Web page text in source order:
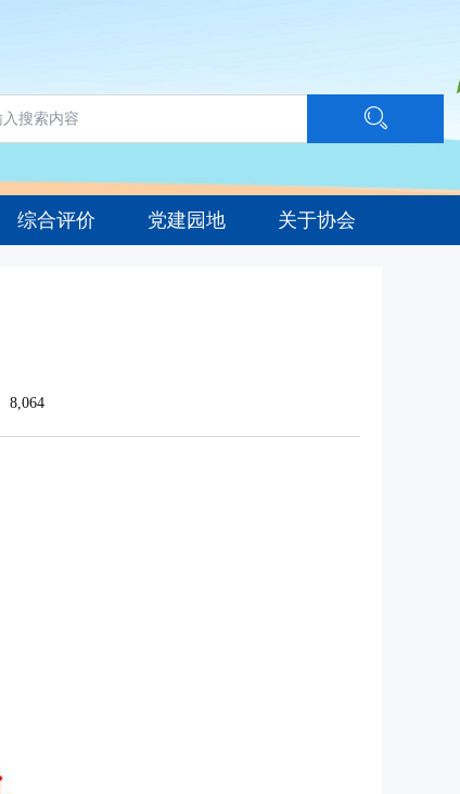
综合评价 党建园地 关于协会
8,064